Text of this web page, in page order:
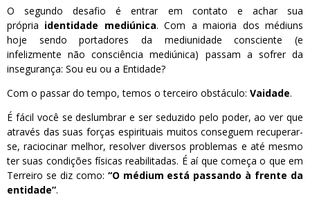
O segundo desafio é entrar em contato e achar sua
própria identidade mediúnica. Com a maioria dos médiuns
hoje sendo portadores da mediunidade consciente (e
infelizmente não consciência mediúnica) passam a sofrer da
insegurança: Sou eu ou a Entidade?
Com o passar do tempo, temos o terceiro obstáculo: Vaidade.
É fácil você se deslumbrar e ser seduzido pelo poder, ao ver que
através das suas forças espirituais muitos conseguem recuperar-
se, raciocinar melhor, resolver diversos problemas e até mesmo
ter suas condições físicas reabilitadas. É aí que começa o que em
Terreiro se diz como: “O médium está passando à frente da
entidade”.